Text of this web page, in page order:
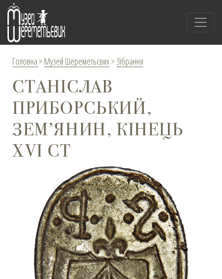
Головна > Музей Шереметьєвих>Зібрання
СТАНІСЛАВ
ПРИБОРСЬКИЙ,
ЗЕМ’ЯНИН, КІНЕЦЬ
XVI СТ